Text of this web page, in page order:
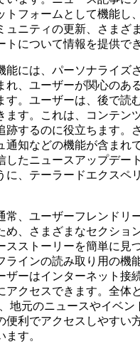
トフォームとして機能し
ュニティの更新、さまざ
トについて情報を提供で
能には、パーソナライズ
れ、ユーザーが関心のあ
す。ユーザーは、後で読
ます。これは、コンテン
跡するのに役立ちます。
通知などの機能が含まれ
したニュースアップデー
に、テーラードエクスペ
常、ユーザーフレンドリ
め、さまざまなセクショ
スストーリーを簡単に見
ラインの読み取り用の機
ザーはインターネット接
アクセスできます。全体
地元のニュースやイベン
便利でアクセスしやすい
す。